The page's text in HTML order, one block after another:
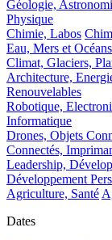
Géologie,
Physique
Chimie, Labos
Eau, Mers et Océans
Climat, Glaciers,
Architecture,
Renouvelables
Robotique,
Informatique
Drones, Objets
Connectés,
Leadership,
Développement
Agriculture, Santé
Dates